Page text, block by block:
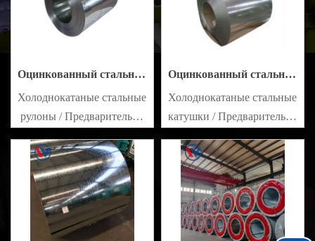
SPCD SECE SPCE SECC
N2 SECC N4
SPCD SECE SPCE SECC
N2 SECC N4
Оцинкованный стальной
Холоднокатаные стальные
рулоны / Предварительно
оцинкованные стальные
листы SECC SPCC SECD
SPCD SECE SPCE SECC
N2 SECC N4
Оцинкованный стальной
Холоднокатаные стальные
катушки / Предварительно
оцинкованные стальные
листы PPGI SECC SPCC
SECD SPCD SECE SPCE
SECC N2 SECC N4